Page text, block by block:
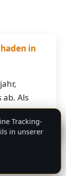
in
ab. Als
und
uns die
uns eine
💬
Tracking-
in unserer